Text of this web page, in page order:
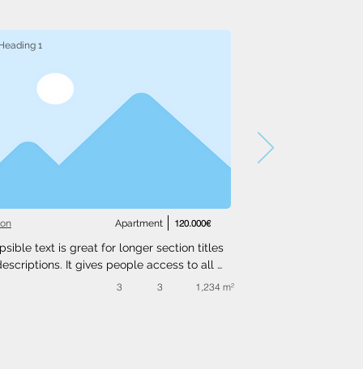
1
Apartment 120.000€
text is great for longer section titles
It gives people access to all
they need, while keeping your layout
3 3 1,234 m²